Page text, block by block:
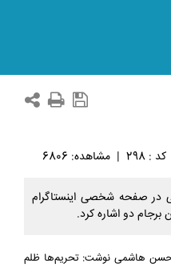
کد : 298 | مشاهده: 6806
در صفحه شخصی اینستاگرام
دو اشاره کرد.
حسن هاشمی نوشت: تحریم‌ها ظلم